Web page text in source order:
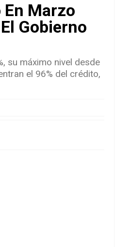
En Marzo
Gobierno
su máximo nivel desde
el 96% del crédito,